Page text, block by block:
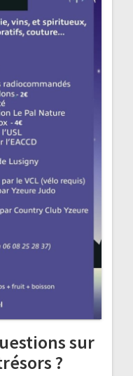
sur
?